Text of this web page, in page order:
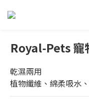
Royal-Pets 寵
乾濕兩用
植物纖維、綿柔吸水